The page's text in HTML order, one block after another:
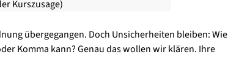
Kurszusage)
übergegangen. Doch Unsicherheiten bleiben: Wie
Komma kann? Genau das wollen wir klären. Ihre